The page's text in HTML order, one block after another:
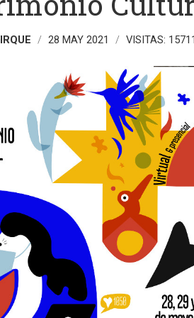
28 MAY 2021 VISITAS: